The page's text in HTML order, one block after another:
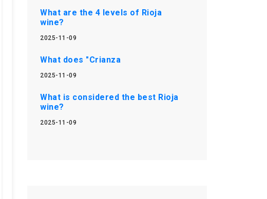
What are the 4 levels of Rioja
wine?
2025-11-09
What does "Crianza
2025-11-09
What is considered the best Rioja
wine?
2025-11-09